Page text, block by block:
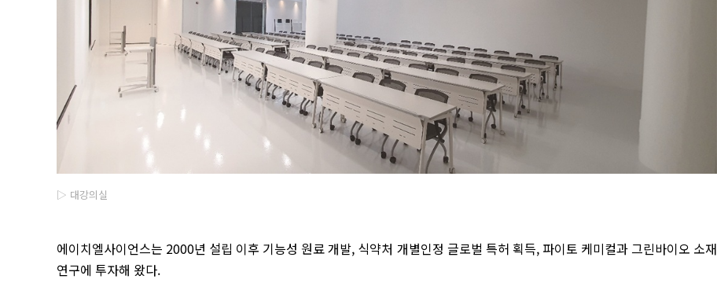
▷ 대강의실
에이치엘사이언스는 2000년 설립 이후 기능성 원료 개발, 식약처 개별인정 글로벌 특허 획득, 파이토 케미컬과 그린바이오 소재
연구에 투자해 왔다.